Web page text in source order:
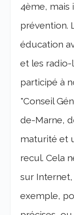
4ème, mais
prévention.
éducation
et les radio-
participé à
"Conseil
de-Marne,
maturité et
recul. Cela
sur
exemple,